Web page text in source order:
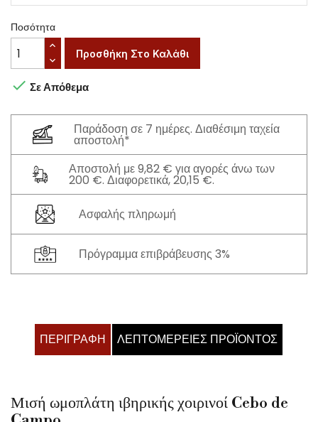
Ποσότητα
Προσθήκη Στο Καλάθι
 Σε Απόθεμα
Παράδοση σε 7 ημέρες. Διαθέσιμη ταχεία
αποστολή*
Αποστολή με 9,82 € για αγορές άνω των
200 €. Διαφορετικά, 20,15 €.
Ασφαλής πληρωμή
Πρόγραμμα επιβράβευσης 3%
ΠΕΡΙΓΡΑΦΉ ΛΕΠΤΟΜΈΡΕΙΕΣ ΠΡΟΪΌΝΤΟΣ
Μισή ωμοπλάτη ιβηρικής χοιρινοί Cebo de